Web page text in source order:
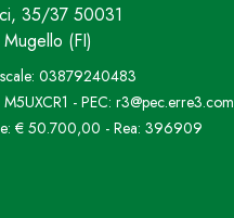
35/37 50031
(FI)
03879240483
- PEC: r3@pec.erre3.com
€ 50.700,00 - Rea: 396909